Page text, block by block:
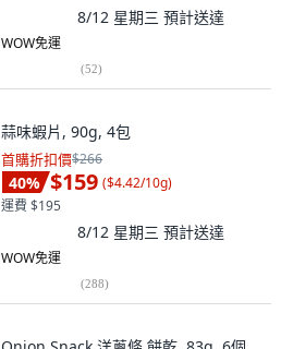
8/12 星期三 預計送達
WOW免運
(52)
蒜味蝦片, 90g, 4包
首購折扣價$266
40% $159 ($4.42/10g)
運費 $195
8/12 星期三 預計送達
WOW免運
(288)